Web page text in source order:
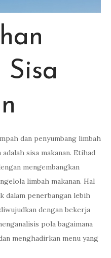
Sisa
dan penyumbang limbah
sisa makanan. Etihad
mengembangkan
limbah makanan. Hal
dalam penerbangan lebih
dengan bekerja
pola bagaimana
menghadirkan menu yang